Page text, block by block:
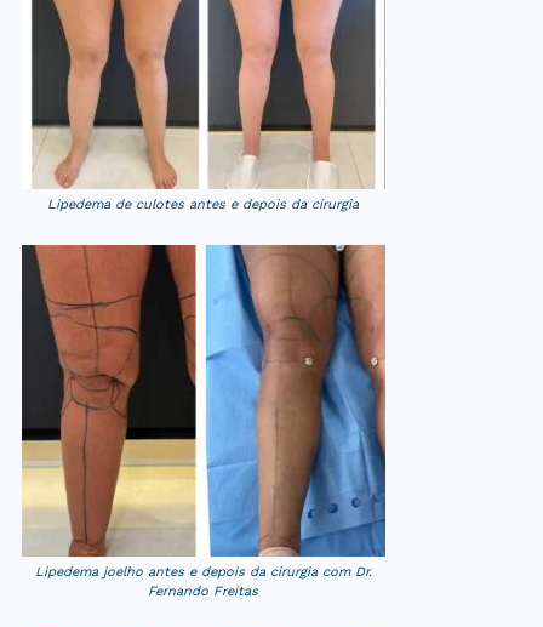
Lipedema de culotes antes e depois da cirurgia
Lipedema joelho antes e depois da cirurgia com Dr.
Fernando Freitas